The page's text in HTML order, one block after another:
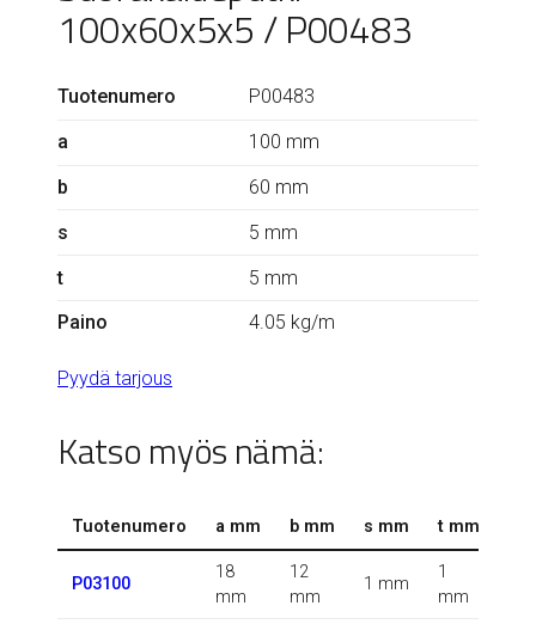
100x60x5x5 / P00483
Tuotenumero
P00483
a
100 mm
b
60 mm
s
5 mm
t
5 mm
Paino
4.05 kg/m
Pyydä tarjous
Katso myös nämä:
Tuotenumero a mm b mm s mm t mm
P03100
18
mm
12
mm
1 mm
1
mm